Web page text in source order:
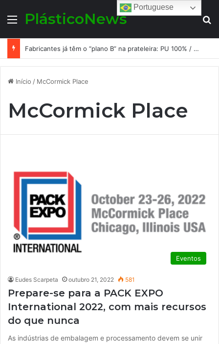
MenuPlásticoNews
Fabricantes já têm o “plano B” na prateleira: PU 100% / NC-free existe, mas ainda é pouco usado: a hora é transformar isso em projeto de resiliência
Início / McCormick Place
McCormick Place
Eventos
Eudes Scarpeta outubro 21, 2022 581
Prepare-se para a PACK EXPO
International 2022, com mais recursos
do que nunca
As indústrias de embalagem e processamento devem se unir
Portuguese